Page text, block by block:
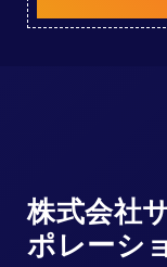
株式会社
ポレーシ